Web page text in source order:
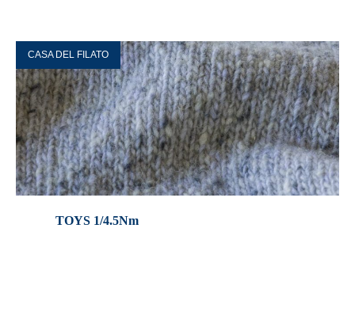
CASA DEL FILATO
TOYS 1/4.5Nm